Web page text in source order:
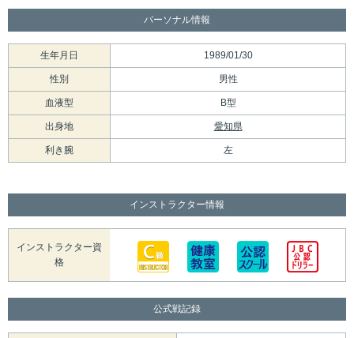
パーソナル情報
生年月日 1989/01/30
性別 男性
血液型 B型
出身地 愛知県
利き腕 左
インストラクター情報
インストラクター資
格
公式戦記録